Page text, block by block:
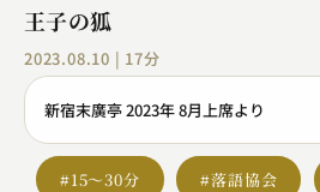
王子の狐
2023.08.10 | 17分
新宿末廣亭 2023年 8月上席より
#15～30分 #落語協会